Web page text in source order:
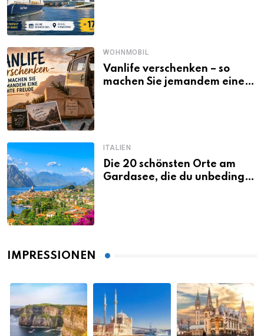
WOHNMOBIL
Vanlife verschenken – so
machen Sie jemandem eine
ITALIEN
Die 20 schönsten Orte am
Gardasee, die du unbedingt
IMPRESSIONEN